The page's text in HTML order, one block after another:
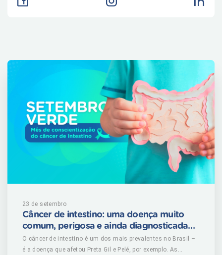
23 de setembro
Câncer de intestino: uma doença muito
comum, perigosa e ainda diagnosticada
tardiamente
O câncer de intestino é um dos mais prevalentes no Brasil –
é a doença que afetou Preta Gil e Pelé, por exemplo. As